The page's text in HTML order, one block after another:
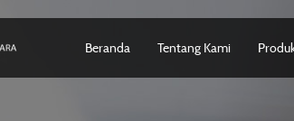
Beranda Tentang Kami